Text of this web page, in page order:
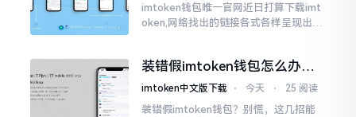
imtoken钱包唯一官网近日打算下载imt
oken,网络找出的链接各式各样呈现出乱
直忐忑不安。我折腾了好些日子
装错假imtoken钱包怎么办？
别慌，快卸载，这几招能救急
imtoken中文版下载 ⋅ 今天 ⋅ 25 阅读
装错假imtoken钱包？别慌，这几招能